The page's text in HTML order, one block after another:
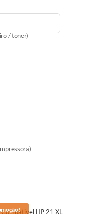
/ toner)
HP 21 XL